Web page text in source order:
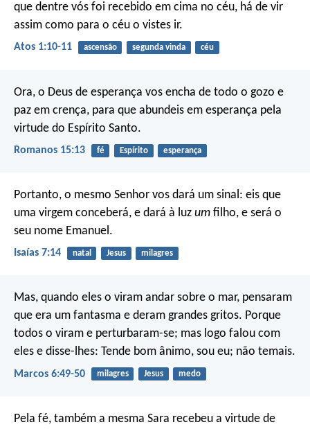
que dentre vós foi recebido em cima no céu, há de vir
assim como para o céu o vistes ir.
Atos 1:10-11 ascensão segunda vinda céu
Ora, o Deus de esperança vos encha de todo o gozo e
paz em crença, para que abundeis em esperança pela
virtude do Espírito Santo.
Romanos 15:13 fé Espírito esperança
Portanto, o mesmo Senhor vos dará um sinal: eis que
uma virgem conceberá, e dará à luz um filho, e será o
seu nome Emanuel.
Isaías 7:14 natal Jesus milagres
Mas, quando eles o viram andar sobre o mar, pensaram
que era um fantasma e deram grandes gritos. Porque
todos o viram e perturbaram-se; mas logo falou com
eles e disse-lhes: Tende bom ânimo, sou eu; não temais.
Marcos 6:49-50 milagres Jesus medo
Pela fé, também a mesma Sara recebeu a virtude de